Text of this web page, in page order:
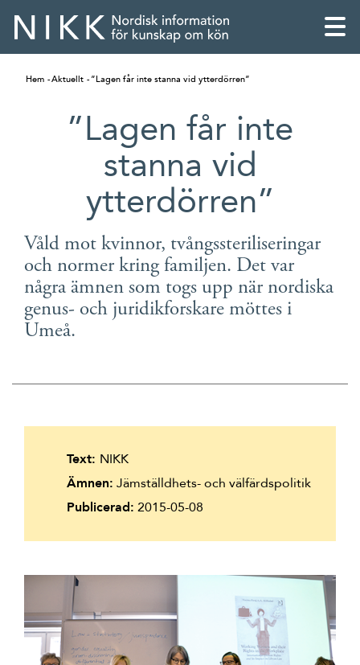
English
Skandinaviska
Suomi
Hem Aktuellt ”Lagen får inte stanna vid ytterdörren”
”Lagen får inte
stanna vid
ytterdörren”
Våld mot kvinnor, tvångssteriliseringar
och normer kring familjen. Det var
några ämnen som togs upp när nordiska
genus- och juridikforskare möttes i
Umeå.
Text: NIKK
Ämnen: Jämställdhets- och välfärdspolitik
Publicerad: 2015-05-08